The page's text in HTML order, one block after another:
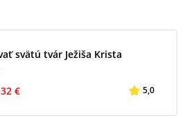
svätú tvár Ježiša Krista
€ 5,0